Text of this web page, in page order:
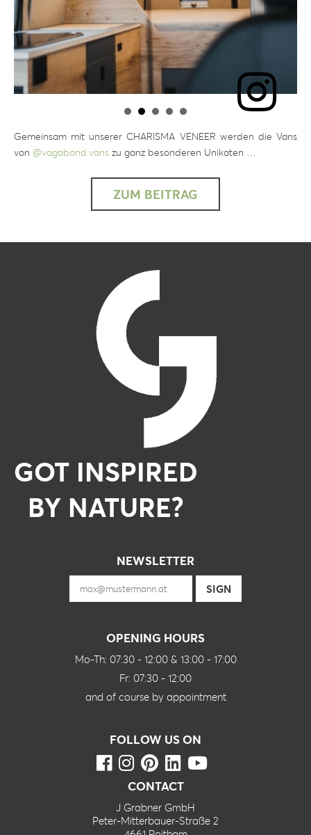
Gemeinsam mit unserer CHARISMA VENEER werden die Vans
von @vagabond.vans zu ganz besonderen Unikaten …
ZUM BEITRAG
GOT INSPIRED
BY NATURE?
NEWSLETTER
OPENING HOURS
Mo-Th: 07:30 - 12:00 & 13:00 - 17:00
Fr: 07:30 - 12:00
and of course by appointment
FOLLOW US ON
CONTACT
J Grabner GmbH
Peter-Mitterbauer-Straße 2